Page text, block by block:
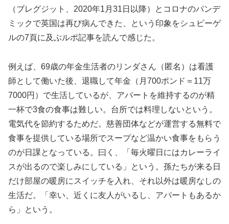
（ブレグジット、2020年1月31日以降）とコロナのパンデ
ミックで英国は再び病んできた、という印象をシュピーゲ
ルの7頁に及ぶルポ記事を読んで感じた。
例えば、69歳の年金生活者のリンダさん（匿名）は看護
師として働いた後、退職して年金（月700ポンド＝11万
7000円）で生活しているが、アパートを維持するのが精
一杯で3食の食事は難しい。台所では料理しないという。
電気代を節約するためだ。慈善団体などが運営する無料で
食事を提供している場所でスープなど温かい食事をもらう
のが日課となっている。曰く、「毎火曜日にはカレーライ
スが出るので楽しみにしている」という。孫たちが来る日
だけ部屋の暖房にスイッチを入れ、それ以外は暖房なしの
生活だ。「幸い、近くに友人がいるし、アパートもあるか
ら」という。